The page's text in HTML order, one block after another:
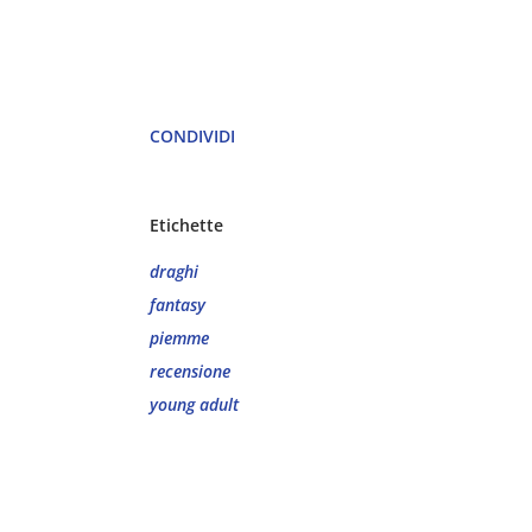
CONDIVIDI
Etichette
draghi
fantasy
piemme
recensione
young adult